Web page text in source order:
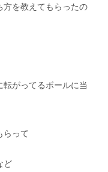
方を教えてもらったの
がってるボールに当
らって
ど